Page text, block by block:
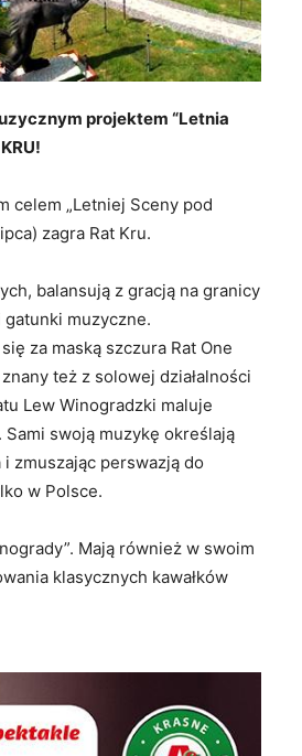
projektem “Letnia
celem „Letniej Sceny pod
zagra Rat Kru.
balansują z gracją na granicy
muzyczne.
za maską szczura Rat One
też z solowej działalności
Lew Winogradzki maluje
swoją muzykę określają
zmuszając perswazją do
w Polsce.
Mają również w swoim
klasycznych kawałków